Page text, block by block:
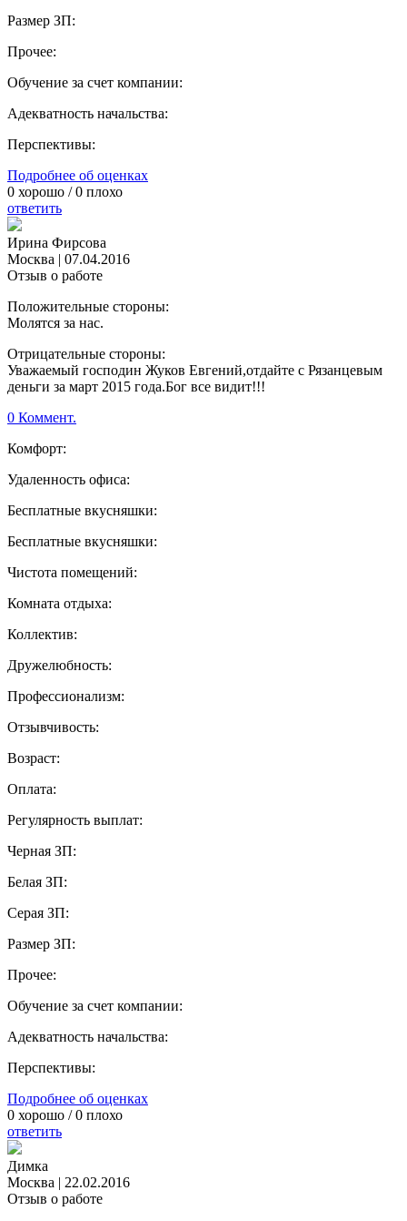
Размер ЗП:
Прочее:
Обучение за счет компании:
Адекватность начальства:
Перспективы:
Подробнее об оценках
0 хорошо /0 плохо
ответить
Ирина Фирсова
Москва | 07.04.2016
Отзыв о работе
Положительные стороны:
Молятся за нас.
Отрицательные стороны:
Уважаемый господин Жуков Евгений,отдайте с Рязанцевым
деньги за март 2015 года.Бог все видит!!!
0 Коммент.
Комфорт:
Удаленность офиса:
Бесплатные вкусняшки:
Бесплатные вкусняшки:
Чистота помещений:
Комната отдыха:
Коллектив:
Дружелюбность:
Профессионализм:
Отзывчивость:
Возраст:
Оплата:
Регулярность выплат:
Черная ЗП:
Белая ЗП:
Серая ЗП:
Размер ЗП:
Прочее:
Обучение за счет компании:
Адекватность начальства:
Перспективы:
Подробнее об оценках
0 хорошо /0 плохо
ответить
Димка
Москва | 22.02.2016
Отзыв о работе